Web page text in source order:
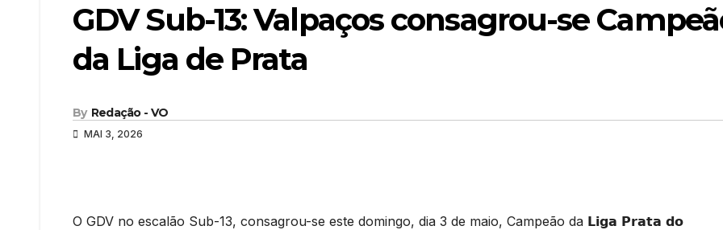
GDV Sub-13: Valpaços consagrou-se
da Liga de Prata
By Redação - VO
MAI 3, 2026
O GDV no escalão Sub-13, consagrou-se este domingo, dia 3 de maio, Campeão da 𝗟𝗶𝗴𝗮 𝗣𝗿𝗮𝘁𝗮 𝗱𝗼